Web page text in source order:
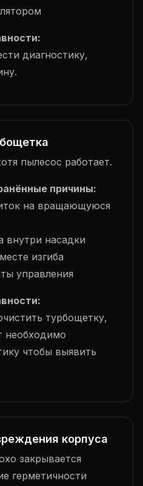
диагностику,
пылесос работает.
причины:
на вращающуюся
внутри насадки
изгиба
управления
турбощетку,
необходимо
чтобы выявить
корпуса
закрывается
герметичности